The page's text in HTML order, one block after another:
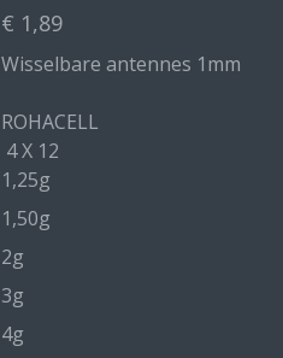
€ 1,89
Wisselbare antennes 1mm
ROHACELL
4 X 12
1,25g
1,50g
2g
3g
4g